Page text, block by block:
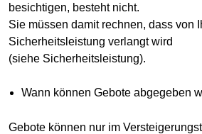
besichtigen, besteht nicht.
Sie müssen damit rechnen, dass von
Sicherheitsleistung verlangt wird
(siehe Sicherheitsleistung).
Wann können Gebote abgegeben
Gebote können nur im